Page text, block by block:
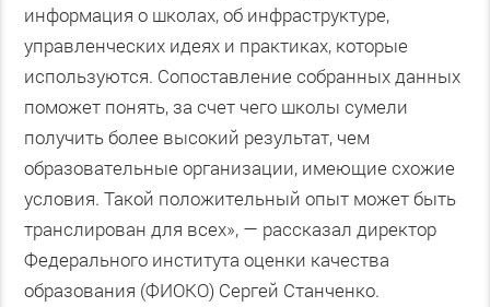
информация о школах, об инфраструктуре,
управленческих идеях и практиках, которые
используются. Сопоставление собранных данных
поможет понять, за счет чего школы сумели
получить более высокий результат, чем
образовательные организации, имеющие схожие
условия. Такой положительный опыт может быть
транслирован для всех», — рассказал директор
Федерального института оценки качества
образования (ФИОКО) Сергей Станченко.